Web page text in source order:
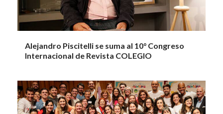
Alejandro Piscitelli se suma al 10° Congreso
Internacional de Revista COLEGIO